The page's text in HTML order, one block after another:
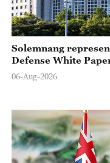
Solemnang
Defense White
06-Aug-2026